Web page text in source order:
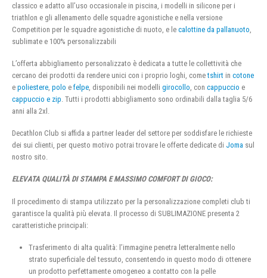
classico e adatto all’uso occasionale in piscina, i modelli in silicone per i
triathlon e gli allenamento delle squadre agonistiche e nella versione
Competition per le squadre agonistiche di nuoto, e le calottine da pallanuoto
sublimate e 100% personalizzabili
L’offerta abbigliamento personalizzato è dedicata a tutte le collettività che
cercano dei prodotti da rendere unici con i proprio loghi, cometshirt in cotone
e poliestere polo e felpe , disponibili nei modelli girocollo , con cappuccio e
cappuccio e zip . Tutti i prodotti abbigliamento sono ordinabili dalla taglia 5/6
anni alla 2xl.
Decathlon Club si affida a partner leader del settore per soddisfare le richieste
dei sui clienti, per questo motivo potrai trovare le offerte dedicate di Joma sul
nostro sito.
ELEVATA QUALITÀ DI STAMPA E MASSIMO COMFORT DI GIOCO:
Il procedimento di stampa utilizzato per la personalizzazione completi club ti
garantisce la qualità più elevata. Il processo di SUBLIMAZIONE presenta 2
caratteristiche principali:
Trasferimento di alta qualità: l’immagine penetra letteralmente nello
strato superficiale del tessuto, consentendo in questo modo di ottenere
un prodotto perfettamente omogeneo a contatto con la pelle